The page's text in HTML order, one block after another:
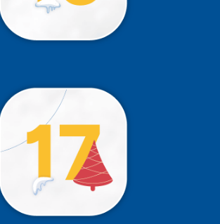
Trop tôt 😉
!
Trop tôt 😉